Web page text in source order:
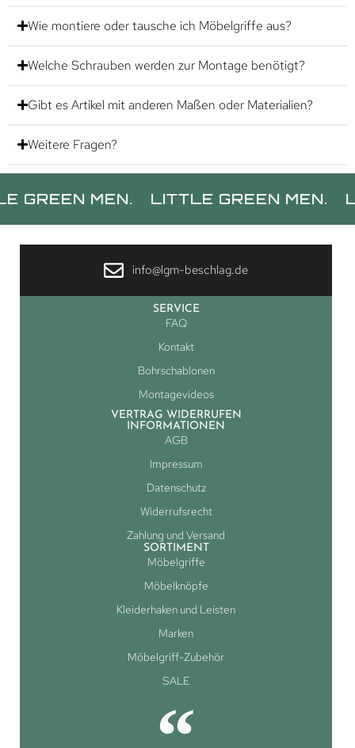
Wie montiere oder tausche ich Möbelgriffe aus?
Welche Schrauben werden zur Montage benötigt?
Gibt es Artikel mit anderen Maßen oder Materialien?
Weitere Fragen?
MEN. LITTLE GREEN MEN. LITTLE
info@lgm-beschlag.de
SERVICE
FAQ
Kontakt
Bohrschablonen
Montagevideos
VERTRAG WIDERRUFEN
INFORMATIONEN
AGB
Impressum
Datenschutz
Widerrufsrecht
Zahlung und Versand
SORTIMENT
Möbelgriffe
Möbelknöpfe
Kleiderhaken und Leisten
Marken
Möbelgriff-Zubehör
SALE